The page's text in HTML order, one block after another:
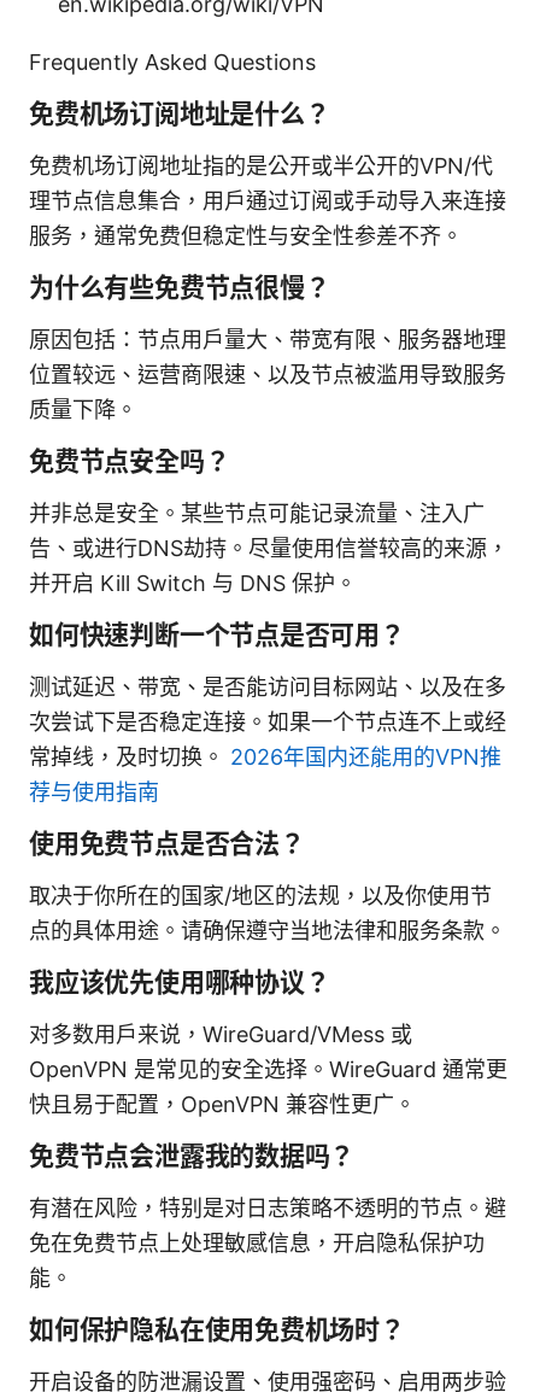
Frequently Asked Questions
免费机场订阅地址是什么？
免费机场订阅地址指的是公开或半公开的VPN/代
理节点信息集合，用户通过订阅或手动导入来连接
服务，通常免费但稳定性与安全性参差不齐。
为什么有些免费节点很慢？
原因包括：节点用户量大、带宽有限、服务器地理
位置较远、运营商限速、以及节点被滥用导致服务
质量下降。
免费节点安全吗？
并非总是安全。某些节点可能记录流量、注入广
告、或进行DNS劫持。尽量使用信誉较高的来源，
并开启 Kill Switch 与 DNS 保护。
如何快速判断一个节点是否可用？
测试延迟、带宽、是否能访问目标网站、以及在多
次尝试下是否稳定连接。如果一个节点连不上或经
常掉线，及时切换。 2026年国内还能用的VPN推
荐与使用指南
使用免费节点是否合法？
取决于你所在的国家/地区的法规，以及你使用节
点的具体用途。请确保遵守当地法律和服务条款。
我应该优先使用哪种协议？
对多数用户来说，WireGuard/VMess 或
OpenVPN 是常见的安全选择。WireGuard 通常更
快且易于配置，OpenVPN 兼容性更广。
免费节点会泄露我的数据吗？
有潜在风险，特别是对日志策略不透明的节点。避
免在免费节点上处理敏感信息，开启隐私保护功
能。
如何保护隐私在使用免费机场时？
开启设备的防泄漏设置、使用强密码、启用两步验